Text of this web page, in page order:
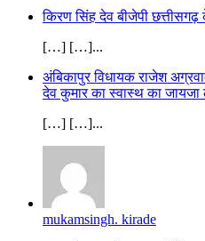
किरण सिंह देव बीजेपी
[…] […]...
अंबिकापुर विधायक राजेश
देव कुमार का स्वास्थ का जायजा
[…] […]...
mukamsingh. kirade